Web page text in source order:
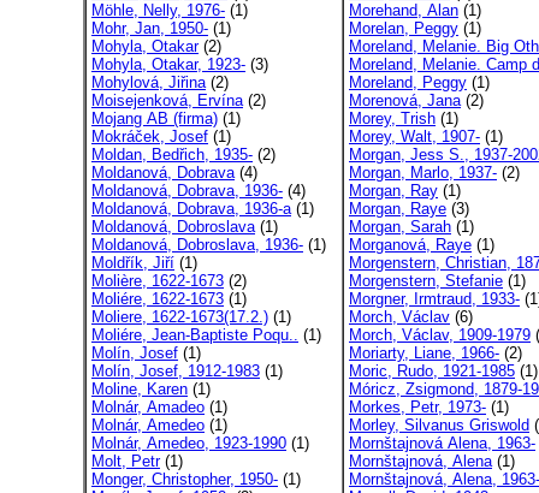
Möhle, Nelly, 1976- (1)
Mohr, Jan, 1950- (1)
Mohyla, Otakar(2)
Mohyla, Otakar, 1923- (3)
Mohylová, Jiřina(2)
Moisejenková, Ervína(2)
Mojang AB (firma) (1)
Mokráček, Josef (1)
Moldan, Bedřich, 1935- (2)
Moldanová, Dobrava(4)
Moldanová, Dobrava, 1936- (4)
Moldanová, Dobrava, 1936-a(1)
Moldanová, Dobroslava(1)
Moldanová, Dobroslava, 1936- (1)
Moldřík, Jiří (1)
Molière, 1622-1673 (2)
Moliére, 1622-1673 (1)
Moliere, 1622-1673(17.2.) (1)
Moliére, Jean-Baptiste Poqu.. (1)
Molín, Josef (1)
Molín, Josef, 1912-1983 (1)
Moline, Karen (1)
Molnár, Amadeo (1)
Molnár, Amedeo (1)
Molnár, Amedeo, 1923-1990 (1)
Molt, Petr(1)
Monger, Christopher, 1950- (1)
Morehand, Alan (1)
Morelan, Peggy (1)
Moreland, Melanie. Big
Moreland, Melanie. Camp
Moreland, Peggy (1)
Morenová, Jana(2)
Morey, Trish (1)
Morey, Walt, 1907- (1)
Morgan, Jess S., 1937-
Morgan, Marlo, 1937- (2)
Morgan, Ray (1)
Morgan, Raye (3)
Morgan, Sarah (1)
Morganová, Raye (1)
Morgenstern, Christian,
Morgenstern, Stefanie (1)
Morgner, Irmtraud, 1933-
Morch, Václav (6)
Morch, Václav, 1909-1979
Moriarty, Liane, 1966- (2)
Moric, Rudo, 1921-1985 (1)
Móricz, Zsigmond, 1879-
Morkes, Petr, 1973- (1)
Morley, Silvanus Griswold
Mornštajnová Alena, 1963-
Mornštajnová, Alena(1)
Mornštajnová, Alena, 1963-